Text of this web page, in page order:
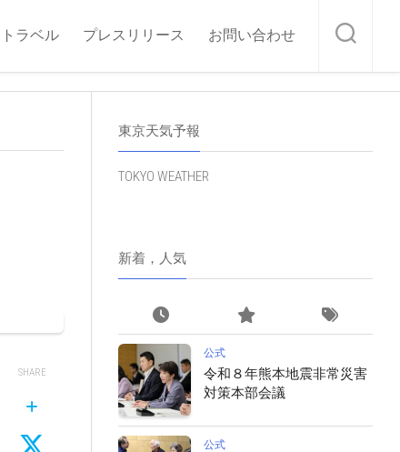
トラベル プレスリリース お問い合わせ
SHARE
東京天気予報
TOKYO WEATHER
新着，人気
公式
令和８年熊本地震非常災害
対策本部会議
公式